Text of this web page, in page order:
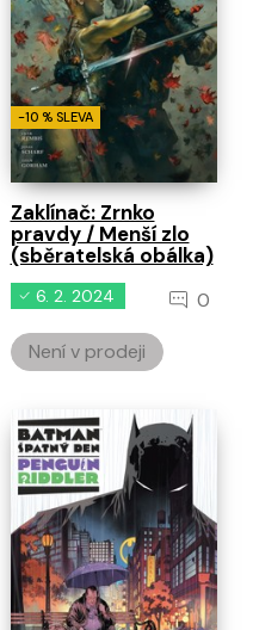
-10 % SLEVA
Zaklínač: Zrnko
pravdy / Menší zlo
(sběratelská obálka)
6. 2. 2024 0
Není v prodeji